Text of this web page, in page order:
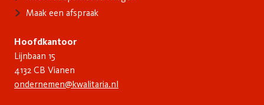
Maak een afspraak
Hoofdkantoor
Lijnbaan 15
4132 CB Vianen
ondernemen@kwalitaria.nl